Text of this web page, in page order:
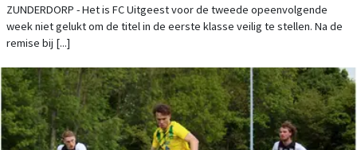
ZUNDERDORP - Het is FC Uitgeest voor de tweede opeenvolgende
week niet gelukt om de titel in de eerste klasse veilig te stellen. Na de
remise bij [...]